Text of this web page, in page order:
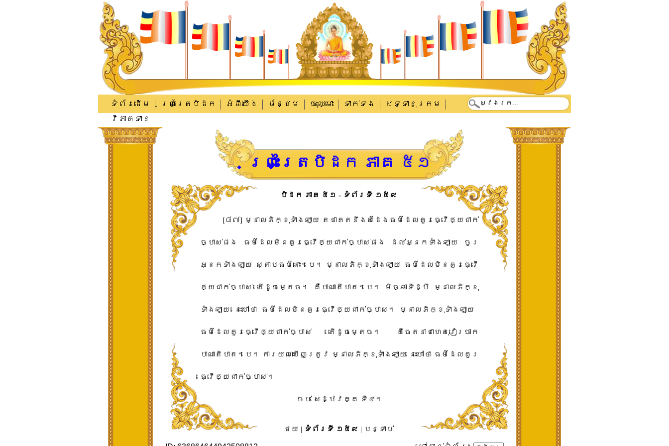
ទំព័រដើម ព្រះត្រៃបិដក អំពីយើង បន្ថែម ចុះឈ្មោះ ទាក់​ទង
សទ្ទានុក្រម
វិភាគទាន
ព្រះត្រៃបិដក ភាគ ៥១
បិដក ភាគ ៥១ - ទំព័រទី ១៥៩
​[​៨៧​]​ ​ម្នាល​ភិក្ខុ​ទាំងឡាយ​ ​តថាគត​នឹង​សំដែងធម៌​ដែល​គួរ​ធ្វើឲ្យ​ជាក់
ច្បាស់​ផង​ ​ធម៌​ដែល​មិន​គួរ​ធ្វើឲ្យ​ជាក់ច្បាស់​ផង​ ​ដល់​អ្នក​ទាំងឡាយ​ ​ចូរ​
អ្នក​ទាំងឡាយ​ ​ស្តាប់ធម៌​នោះ​។​បេ​។​ ​ម្នាល​ភិក្ខុ​ទាំងឡាយ​ ​ធម៌​ដែល​មិន​គួរ​ធ្វើ
ឲ្យ​ជាក់ច្បាស់​ ​តើ​ដូចម្តេច​។​ ​គឺ​បាណាតិបាត​។​បេ​។​ ​មិច្ឆាទិដ្ឋិ​ ​ម្នាល​ភិក្ខុ​
ទាំងឡាយ​ ​នេះ​ហៅថា​ ​ធម៌​ដែល​មិន​គួរ​ធ្វើឲ្យ​ជាក់ច្បាស់​។​ ​ម្នាល​ភិក្ខុ​ទាំងឡាយ​ ​
ធម៌​ដែល​គួរ​ធ្វើឲ្យ​ជាក់ច្បាស់​ ​តើ​ដូចម្តេច​។​ ​គឺ​ចេតនា​ជាហេតុ​វៀរចាក​
បាណាតិបាត​។​បេ​។​ ​ការយល់ឃើញ​ត្រូវ​ ​ម្នាល​ភិក្ខុ​ទាំងឡាយ​ ​នេះ​ហៅថា​ ​ធម៌​ដែល​គួរ​
ធ្វើឲ្យ​ជាក់ច្បាស់​។​
​ចប់​ ​សេដ្ឋ​វគ្គ​ ​ទី៤​។​
ថយ | ទំព័រទី ១៥៩ | បន្ទាប់